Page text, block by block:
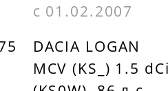
с 01.02.2007
DACIA LOGAN
MCV (KS_) 1.5